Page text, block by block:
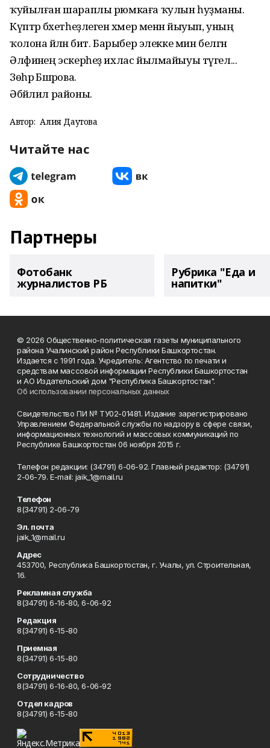
ҡуйылған шараплы рюмкаға ҡулын һуҙманы.
Күптәр бәхетһеҙлеген хәмер менән йыуып, уның
ҡолона әйләнә бит. Барыбер элекке мин белгән
Әлфиәнең эскерһеҙ ихлас йылмайыуы түгел...
Зөһрә Бәшәрова.
Әбйәлил районы.
Автор: Алия Даутова
Читайте нас
Партнеры
Фотобанк
журналистов РБ
Рубрика "Еда и
напитки"
© 2026 Общественно-политическая газеты муниципального
района Учалинский район Республики Башкортостан.
Издается с 1991 года. Учредитель: Агентство по печати и
средствам массовой информации Республики Башкортостан
и АО Издательский дом "Республика Башкортостан".
Об использовании персональных данных
Свидетельство ПИ № ТУ02-01481. Издание зарегистрировано
Управлением Федеральной службы по надзору в сфере связи,
информационных технологий и массовых коммуникаций по
Республике Башкортостан 06 ноября 2015 г.
Телефон редакции: (34791) 6-06-92. Главный редактор: (34791)
2-06-79. Е-mаil: jaik_1@mail.ru
Телефон
8(34791) 2-06-79
Эл. почта
jaik_1@mail.ru
Адрес
453700, Республика Башкортостан, г. Учалы, ул. Строительная,
16.
Рекламная служба
8(34791) 6-16-80, 6-06-92
Редакция
8(34791) 6-15-80
Приемная
8(34791) 6-15-80
Сотрудничество
8(34791) 6-16-80, 6-06-92
Отдел кадров
8(34791) 6-15-80